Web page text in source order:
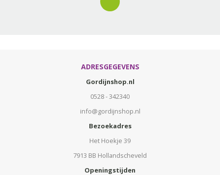
ADRESGEGEVENS
Gordijnshop.nl
0528 - 342340
info@gordijnshop.nl
Bezoekadres
Het Hoekje 39
7913 BB Hollandscheveld
Openingstijden